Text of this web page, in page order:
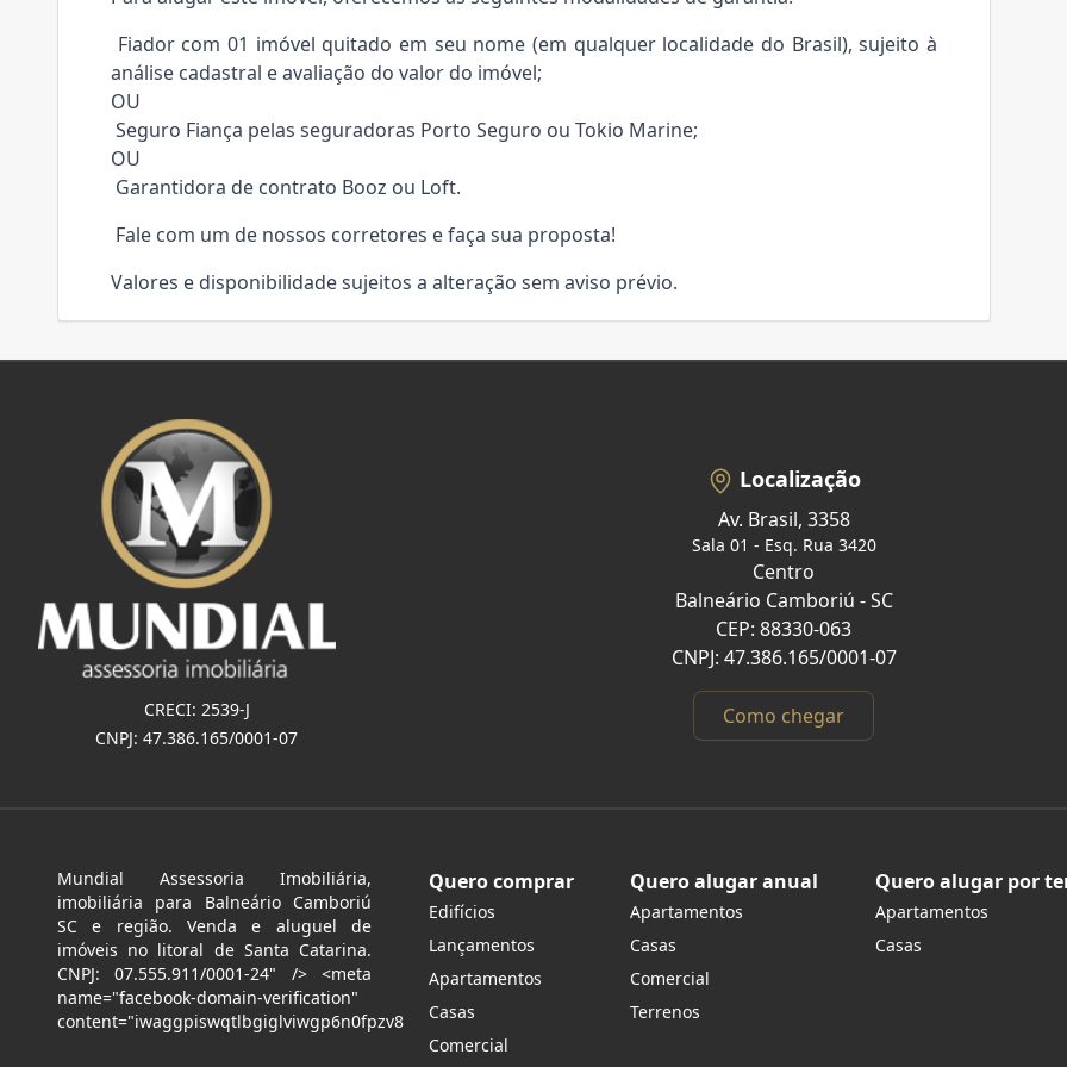
Fiador com 01 imóvel quitado em seu nome (em qualquer localidade do Brasil), sujeito à
análise cadastral e avaliação do valor do imóvel;
OU
Seguro Fiança pelas seguradoras Porto Seguro ou Tokio Marine;
OU
Garantidora de contrato Booz ou Loft.
Fale com um de nossos corretores e faça sua proposta!
Valores e disponibilidade sujeitos a alteração sem aviso prévio.
CRECI: 2539-J
CNPJ: 47.386.165/0001-07
Localização
Av. Brasil, 3358
Sala 01 - Esq. Rua 3420
Centro
Balneário Camboriú - SC
CEP: 88330-063
CNPJ: 47.386.165/0001-07
Como chegar
Mundial Assessoria Imobiliária,
imobiliária para Balneário Camboriú
SC e região. Venda e aluguel de
imóveis no litoral de Santa Catarina.
CNPJ: 07.555.911/0001-24" /> <meta
name="facebook-domain-verification"
content="iwaggpiswqtlbgiglviwgp6n0fpzv8
Quero comprar
Edifícios
Lançamentos
Apartamentos
Casas
Comercial
Quero alugar anual
Apartamentos
Casas
Comercial
Terrenos
Quero alugar por
Apartamentos
Casas